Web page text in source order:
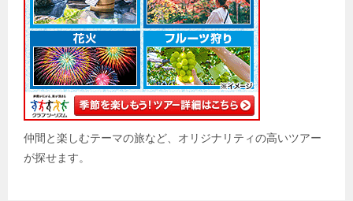
仲間と楽しむテーマの旅など、オリジナリティの高いツアー
が探せます。